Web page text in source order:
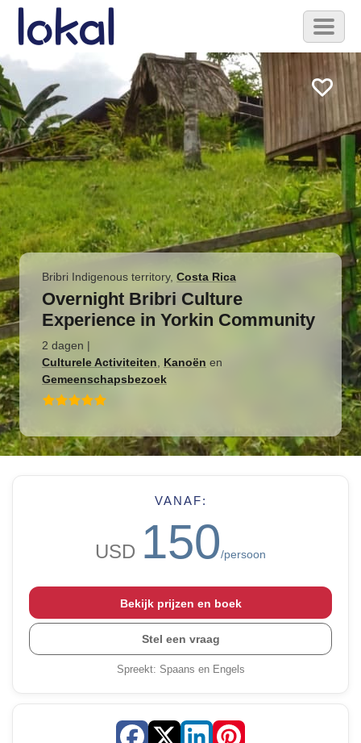
Skip to main content
Toggle
Bribri Indigenous territory, Costa Rica
Overnight Bribri Culture
Experience in Yorkin Community
2 dagen |
Culturele Activiteiten
Kanoën en
Gemeenschapsbezoek
VANAF:
USD 150/persoon
Bekijk prijzen en boek
Stel een vraag
Spreekt: Spaans en Engels